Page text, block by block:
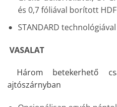
és 0,7 fóliával borított
STANDARD
VASALAT
Három betekerhető
ajtószárnyban